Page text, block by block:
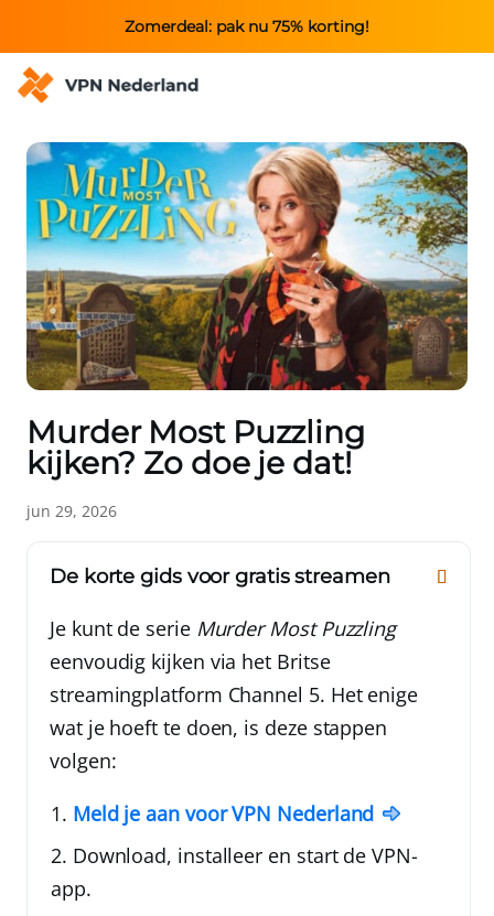
Zomerdeal: pak nu 75% korting!
Murder Most Puzzling
kijken? Zo doe je dat!
jun 29, 2026
De korte gids voor gratis streamen
Je kunt de serie Murder Most Puzzling
eenvoudig kijken via het Britse
streamingplatform Channel 5. Het enige
wat je hoeft te doen, is deze stappen
volgen:
Meld je aan voorVPN Nederland
Download, installeer en start de VPN-
app.